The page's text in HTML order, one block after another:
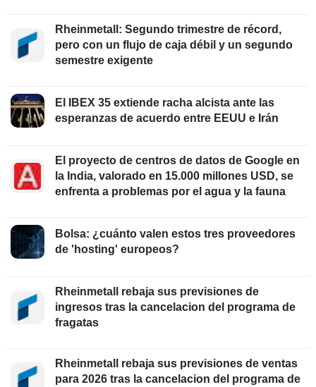
Rheinmetall: Segundo trimestre de récord,
pero con un flujo de caja débil y un segundo
semestre exigente
El IBEX 35 extiende racha alcista ante las
esperanzas de acuerdo entre EEUU e Irán
El proyecto de centros de datos de Google en
la India, valorado en 15.000 millones USD, se
enfrenta a problemas por el agua y la fauna
Bolsa: ¿cuánto valen estos tres proveedores
de 'hosting' europeos?
Rheinmetall rebaja sus previsiones de
ingresos tras la cancelacion del programa de
fragatas
Rheinmetall rebaja sus previsiones de ventas
para 2026 tras la cancelacion del programa de